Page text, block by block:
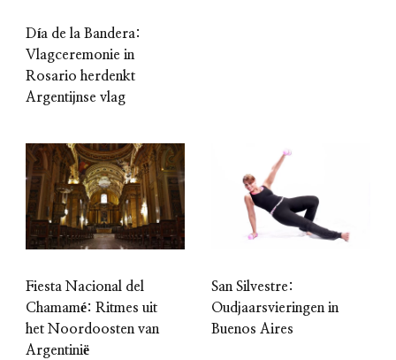
Día de la Bandera:
Vlagceremonie in
Rosario herdenkt
Argentijnse vlag
Fiesta Nacional del
Chamamé: Ritmes uit
het Noordoosten van
Argentinië
San Silvestre:
Oudjaarsvieringen in
Buenos Aires